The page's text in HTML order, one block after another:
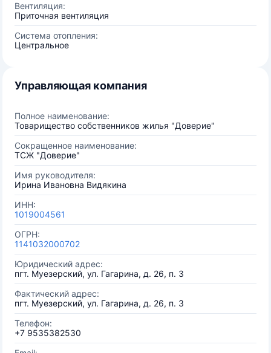
Вентиляция:
Приточная вентиляция
Система отопления:
Центральное
Управляющая компания
Полное наименование:
Товарищество собственников жилья "Доверие"
Сокращенное наименование:
ТСЖ "Доверие"
Имя руководителя:
Ирина Ивановна Видякина
ИНН:
1019004561
ОГРН:
1141032000702
Юридический адрес:
пгт. Муезерский, ул. Гагарина, д. 26, п. 3
Фактический адрес:
пгт. Муезерский, ул. Гагарина, д. 26, п. 3
Телефон:
+7 9535382530